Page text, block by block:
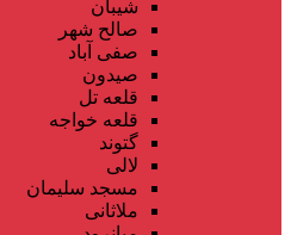
شیبان
صالح شهر
صفی آباد
صیدون
قلعه تل
قلعه خواجه
گتوند
لالی
مسجد سلیمان
ملاثانی